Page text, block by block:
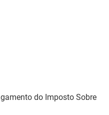
do Imposto Sobre